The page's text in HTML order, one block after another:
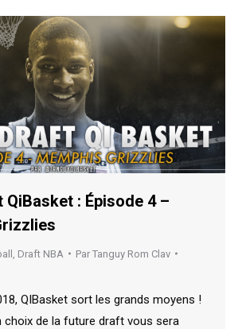
: Épisode 4 –
Draft NBA Par Tanguy Rom Clav
QIBasket sort les grands moyens !
choix de la future draft vous sera